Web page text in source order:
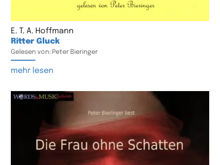
E. T. A. Hoffmann
Ritter Gluck
Gelesen von: Peter Bieringer
mehr lesen